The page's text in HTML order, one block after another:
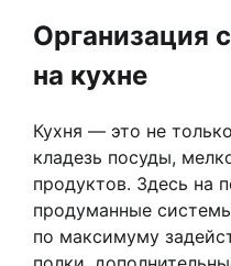
Организация
на кухне
Кухня — это не
кладезь посуды,
продуктов. Здесь на
продуманные
по максимуму